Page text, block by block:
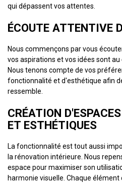
qui dépassent vos attentes.
ÉCOUTE ATTENTIVE
Nous commençons par vous
vos aspirations et vos idées sont
Nous tenons compte de vos
fonctionnalité et d'esthétique afin
ressemble.
CRÉATION
ET ESTHÉTIQUES
La fonctionnalité est tout aussi
la rénovation intérieure. Nous
espace pour maximiser son
harmonie visuelle. Chaque